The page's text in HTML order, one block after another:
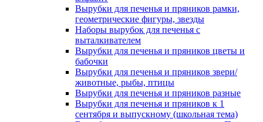
Вырубки для печенья и пряников рамки,
геометрические фигуры, звезды
Наборы вырубок для печенья с
выталкивателем
Вырубки для печенья и пряников цветы и
бабочки
Вырубки для печенья и пряников звери/
животные, рыбы, птицы
Вырубки для печенья и пряников разные
Вырубки для печенья и пряников к 1
сентября и выпускному (школьная тема)